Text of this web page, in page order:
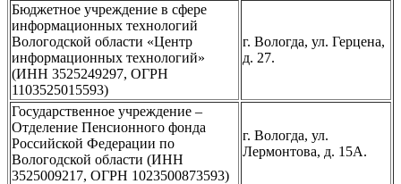
Бюджетное учреждение в сфере
информационных технологий
Вологодской области «Центр
информационных технологий»
(ИНН 3525249297, ОГРН
1103525015593)
г. Вологда, ул. Герцена,
д. 27.
Государственное учреждение –
Отделение Пенсионного фонда
Российской Федерации по
Вологодской области (ИНН
3525009217, ОГРН 1023500873593)
г. Вологда, ул.
Лермонтова, д. 15А.